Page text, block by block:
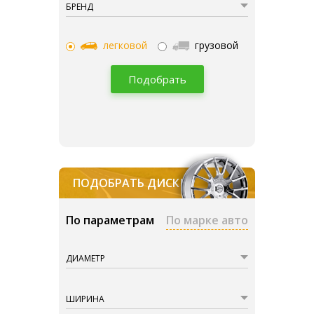
БРЕНД
легковой грузовой
Подобрать
ПОДОБРАТЬ ДИСКИ
По параметрам По марке авто
ДИАМЕТР
ШИРИНА